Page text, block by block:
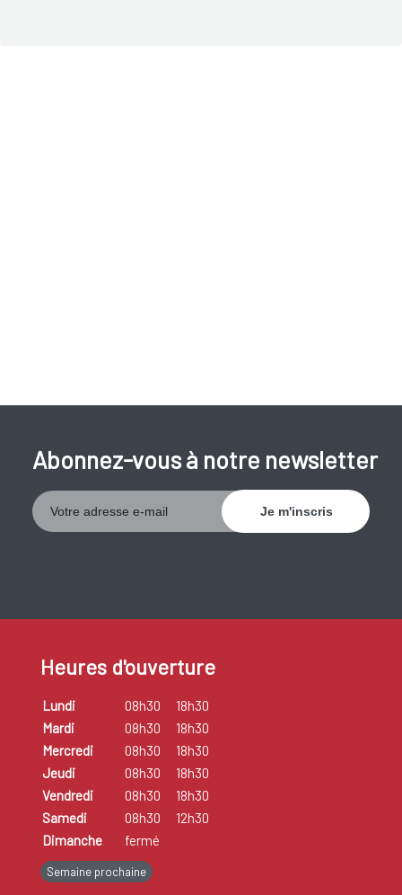
Abonnez-vous à notre newsletter
Heures d'ouverture
Lundi 08h30
18h30
Mardi
08h30
18h30
Mercredi
08h30
18h30
Jeudi
08h30
18h30
Vendredi
08h30
18h30
Samedi
08h30
12h30
Dimanche
fermé
Semaine prochaine